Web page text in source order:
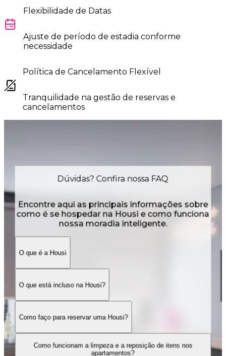
Flexibilidade de Datas
Ajuste de período de estadia conforme
necessidade
Política de Cancelamento Flexível
Tranquilidade na gestão de reservas e
cancelamentos
Dúvidas? Confira nossa FAQ
Encontre aqui as principais informações sobre
como é se hospedar na Housi e como funciona
nossa moradia inteligente.
O que é a Housi
O que está incluso na Housi?
Como faço para reservar uma Housi?
Como funcionam a limpeza e a reposição de itens nos
apartamentos?